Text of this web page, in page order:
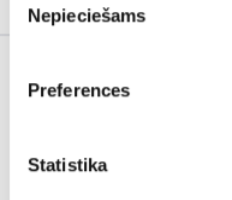
izvēle
Nepieciešams
Preferences
Statistika
NAVIGATION